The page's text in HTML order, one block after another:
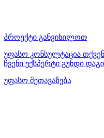
პროექტი განვიხილოთ
უფასო კონსულტაცია
ჩვენი ექსპერტი გუნდი
უფასო შეთავაზება